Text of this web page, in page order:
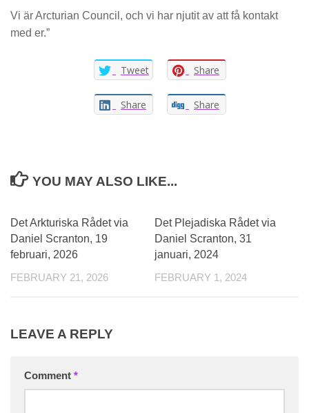
Vi är Arcturian Council, och vi har njutit av att få kontakt
med er.”
Tweet Share
Share Share
YOU MAY ALSO LIKE...
Det Arkturiska Rådet via
Daniel Scranton, 19
februari, 2026
FEBRUARY 21, 2026
Det Plejadiska Rådet via
Daniel Scranton, 31
januari, 2024
FEBRUARY 1, 2024
LEAVE A REPLY
Comment *